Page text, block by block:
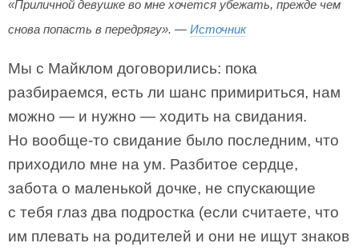
«Приличной девушке во мне хочется убежать, прежде чем
снова попасть в передрягу». — Источник
Мы с Майклом договорились: пока
разбираемся, есть ли шанс примириться, нам
можно — и нужно — ходить на свидания.
Но вообще-то свидание было последним, что
приходило мне на ум. Разбитое сердце,
забота о маленькой дочке, не спускающие
с тебя глаз два подростка (если считаете, что
им плевать на родителей и они не ищут знаков